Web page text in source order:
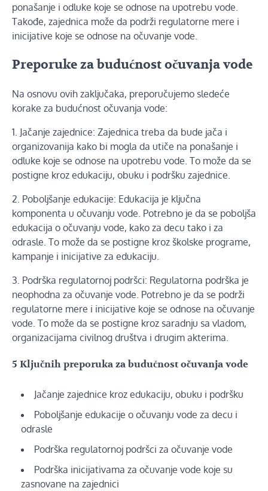
ponašanje i odluke koje se odnose na upotrebu vode.
Takođe, zajednica može da podrži regulatorne mere i
inicijative koje se odnose na očuvanje vode.
Preporuke za budućnost očuvanja vode
Na osnovu ovih zaključaka, preporučujemo sledeće
korake za budućnost očuvanja vode:
1. Jačanje zajednice: Zajednica treba da bude jača i
organizovanija kako bi mogla da utiče na ponašanje i
odluke koje se odnose na upotrebu vode. To može da se
postigne kroz edukaciju, obuku i podršku zajednice.
2. Poboljšanje edukacije: Edukacija je ključna
komponenta u očuvanju vode. Potrebno je da se poboljša
edukacija o očuvanju vode, kako za decu tako i za
odrasle. To može da se postigne kroz školske programe,
kampanje i inicijative za edukaciju.
3. Podrška regulatornoj podršci: Regulatorna podrška je
neophodna za očuvanje vode. Potrebno je da se podrži
regulatorne mere i inicijative koje se odnose na očuvanje
vode. To može da se postigne kroz saradnju sa vladom,
organizacijama civilnog društva i drugim akterima.
5 Ključnih preporuka za budućnost očuvanja vode
Jačanje zajednice kroz edukaciju, obuku i podršku
Poboljšanje edukacije o očuvanju vode za decu i
odrasle
Podrška regulatornoj podršci za očuvanje vode
Podrška inicijativama za očuvanje vode koje su
zasnovane na zajednici